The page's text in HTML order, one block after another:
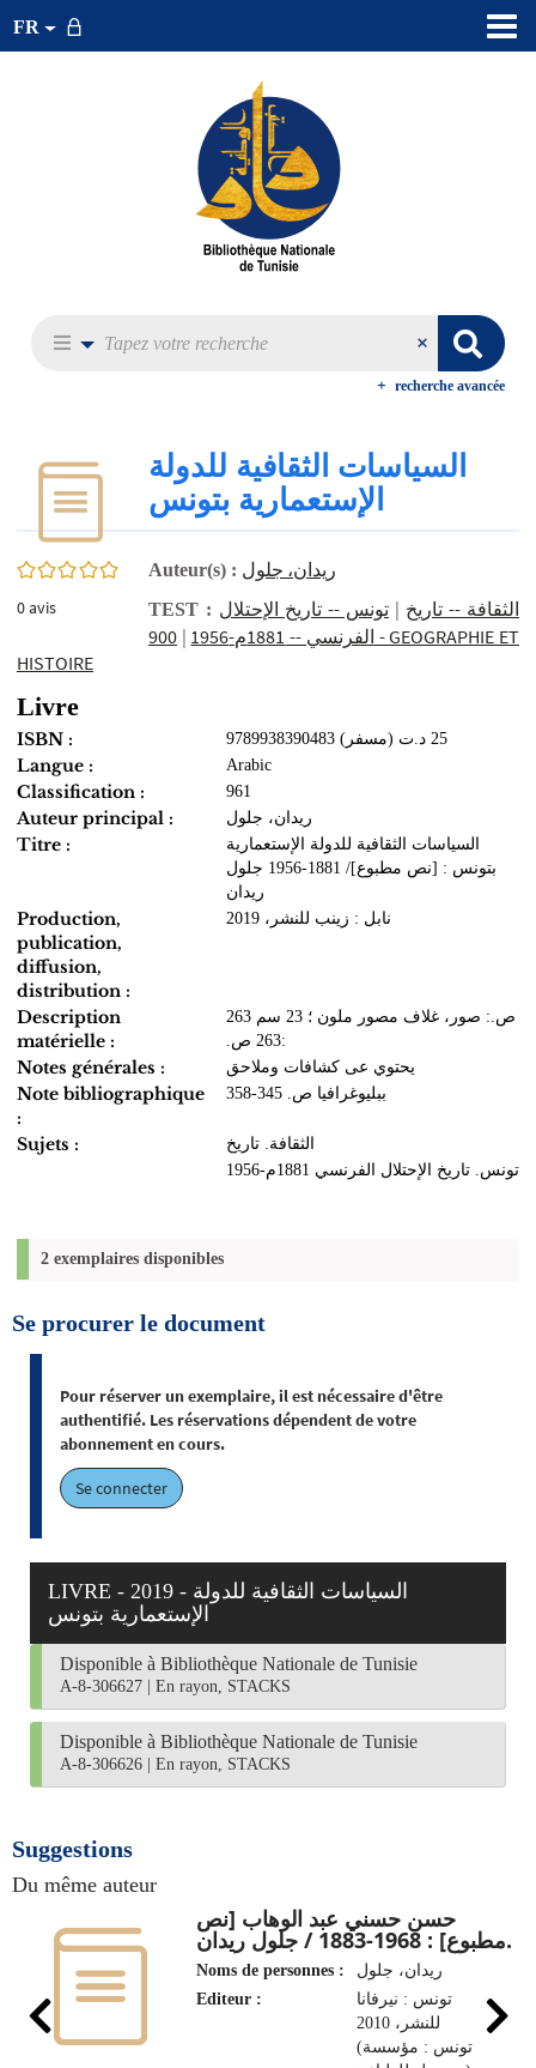
FR
recherche avancée
0/5
0avis
السياسات الثقافية للدولة
الإستعمارية بتونس
Auteur(s) : ريدان، جلول
TEST : الثقافة -- تاريخ | تونس -- تاريخ الإحتلال
الفرنسي -- 1881م-1956
|
900 - GEOGRAPHIE ET
HISTOIRE
Livre
ISBN :
Langue : Arabic
Classification : 961
Auteur principal : ريدان، جلول
Titre :
السياسات الثقافية للدولة الإستعمارية
بتونس : ‏[نص مطبوع]‏‏‏‏/ ‏1956-1881‏ ‏جلول
ريدان
Production,
publication,
diffusion,
distribution :
نابل : ‏زينب للنشر، ‏2019‏‏
Description
matérielle :
263 ص.‏‏: ‏صور، غلاف مصور ملون ؛ ‏23 سم
263 ص.‏‏:
Notes générales : يحتوي عى كشافات وملاحق
Note bibliographique
:
ببليوغرافيا ص. 345-358
Sujets :
الثقافة. تاريخ
تونس. تاريخ الإحتلال الفرنسي 1881م-1956
2 exemplaires disponibles
Se procurer le document
Pour réserver un exemplaire, il est nécessaire d'être
authentifié. Les réservations dépendent de votre
abonnement en cours.
Se connecter
LIVRE - 2019 - السياسات الثقافية للدولة
الإستعمارية بتونس
Disponible à Bibliothèque Nationale de Tunisie
A-8-306627 En rayon, STACKS
Disponible à Bibliothèque Nationale de Tunisie
A-8-306626 En rayon, STACKS
Suggestions
Du même auteur
حسن حسني عبد الوهاب [نص
مطبوع] : 1968-1883 / جلول ريدان.
Noms de personnes :
ريدان، جلول
Editeur :
تونس : نيرفانا
للنشر، 2010
(تونس : مؤسسة